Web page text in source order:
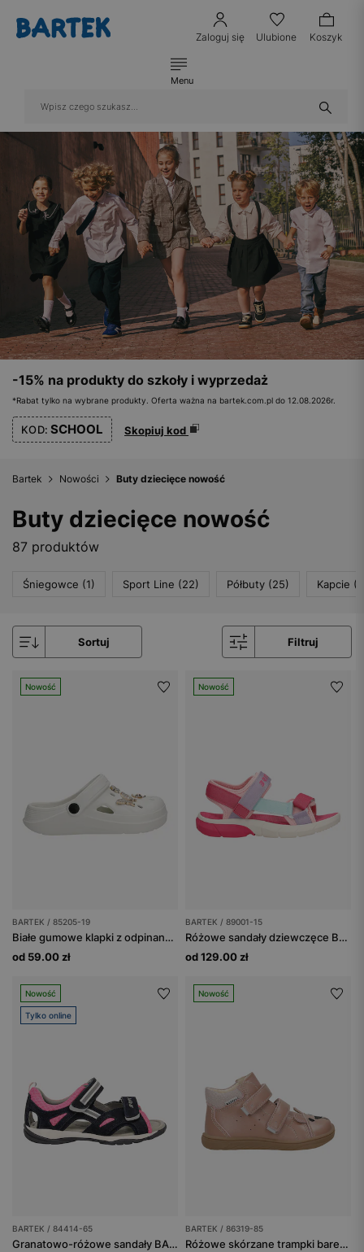
Zaloguj się Ulubione Koszyk
Menu
-15% na produkty do szkoły i wyprzedaż
*Rabat tylko na wybrane produkty. Oferta ważna na bartek.com.pl do 12.08.2026r.
KOD: SCHOOL Skopiuj kod
Bartek Nowości Buty dziecięce nowość
Buty dziecięce nowość
87 produktów
Śniegowce (1) Sport Line (22) Półbuty (25) Kapcie
Sortuj Filtruj
Nowość
BARTEK / 85205-19
Białe gumowe klapki z odpinanymi ozdobami
od 59.00 zł
Nowość
BARTEK / 89001-15
Różowe sandały dziewczęce BARTEK z fioletowymi i niebieskimi paskami 89001-15
od 129.00 zł
Nowość
Tylko online
BARTEK / 84414-65
Granatowo-różowe sandały BARTEK 84414-65 zapinane na rzepy
Nowość
BARTEK / 86319-85
Różowe skórzane trampki barefoot dla dziewczynki